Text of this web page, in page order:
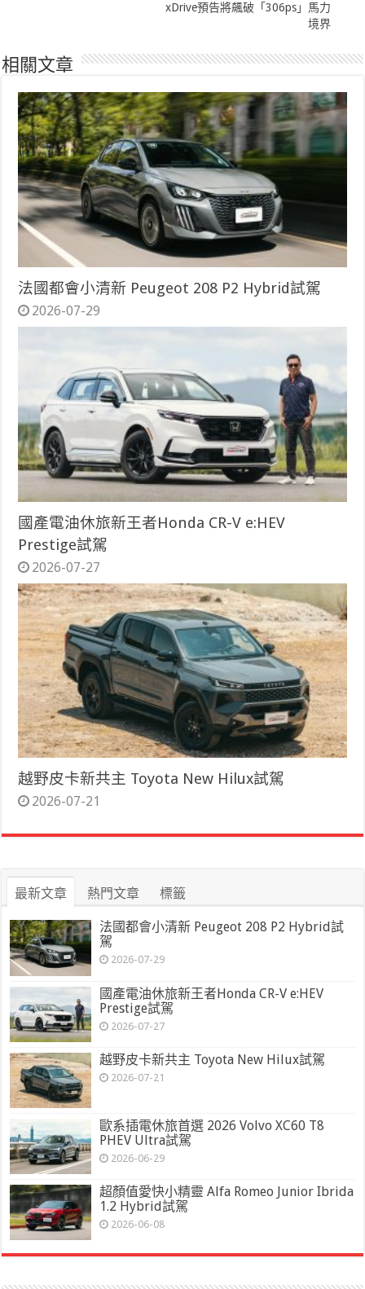
xDrive預告將飆破「306ps」馬力
境界
相關文章
法國都會小清新 Peugeot 208 P2 Hybrid試駕
2026-07-29
國產電油休旅新王者Honda CR-V e:HEV
Prestige試駕
2026-07-27
越野皮卡新共主 Toyota New Hilux試駕
2026-07-21
最新文章 熱門文章 標籤
法國都會小清新 Peugeot 208 P2 Hybrid試
駕
2026-07-29
國產電油休旅新王者Honda CR-V e:HEV
Prestige試駕
2026-07-27
越野皮卡新共主 Toyota New Hilux試駕
2026-07-21
歐系插電休旅首選 2026 Volvo XC60 T8
PHEV Ultra試駕
2026-06-29
超顏值愛快小精靈 Alfa Romeo Junior Ibrida
1.2 Hybrid試駕
2026-06-08